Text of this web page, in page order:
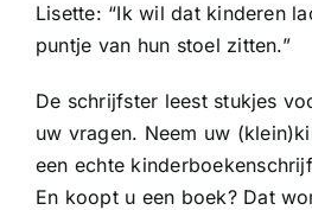
Lisette: “Ik wil dat kinderen
puntje van hun stoel zitten.”
De schrijfster leest stukjes
uw vragen. Neem uw
een echte
En koopt u een boek? Dat